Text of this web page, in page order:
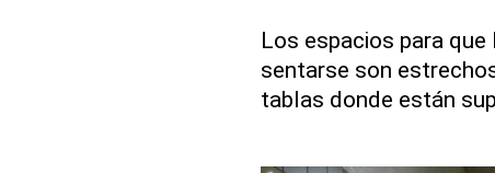
Los espacios para
sentarse son
tablas donde están